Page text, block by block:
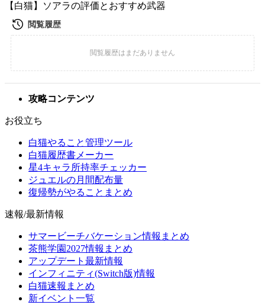
【白猫】ソアラの評価とおすすめ武器
攻略コンテンツ
お役立ち
白猫やること管理ツール
白猫履歴書メーカー
星4キャラ所持率チェッカー
ジュエルの月間配布量
復帰勢がやることまとめ
速報/最新情報
サマービーチバケーション情報まとめ
茶熊学園2027情報まとめ
アップデート最新情報
インフィニティ(Switch版)情報
白猫速報まとめ
新イベント一覧